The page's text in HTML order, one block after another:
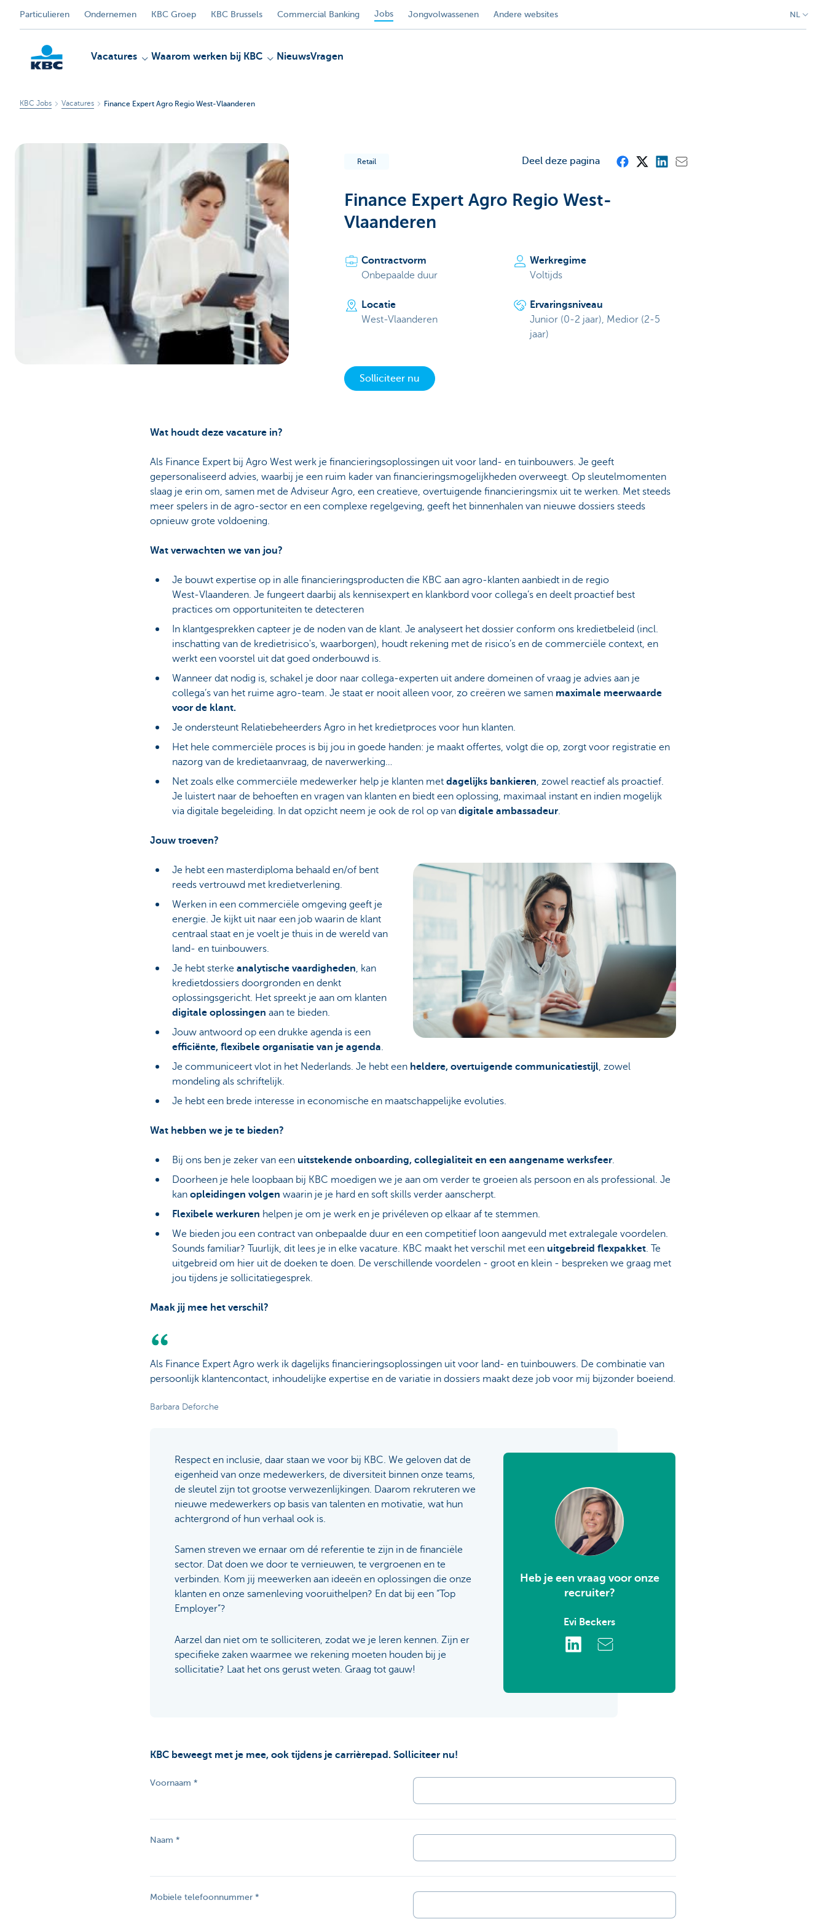
Particulieren Ondernemen KBC Groep KBC Brussels Commercial Banking Jobs Jongvolwassenen Andere websites NL
Vacatures Waarom werken bij KBC NieuwsVragen
KBC Jobs Vacatures Finance Expert Agro Regio West-Vlaanderen
Retail Deel deze pagina
Finance Expert Agro Regio West-
Vlaanderen
Contractvorm
Onbepaalde duur
Werkregime
Voltijds
Locatie
West-Vlaanderen
Ervaringsniveau
Junior (0-2 jaar), Medior (2-5
jaar)
Solliciteer nu
Wat houdt deze vacature in?
Als Finance Expert bij Agro West werk je financieringsoplossingen uit voor land- en tuinbouwers. Je geeft
gepersonaliseerd advies, waarbij je een ruim kader van financieringsmogelijkheden overweegt. Op sleutelmomenten
slaag je erin om, samen met de Adviseur Agro, een creatieve, overtuigende financieringsmix uit te werken. Met steeds
meer spelers in de agro-sector en een complexe regelgeving, geeft het binnenhalen van nieuwe dossiers steeds
opnieuw grote voldoening.
Wat verwachten we van jou?
Je bouwt expertise op in alle financieringsproducten die KBC aan agro‑klanten aanbiedt in de regio
West‑Vlaanderen. Je fungeert daarbij als kennisexpert en klankbord voor collega’s en deelt proactief best
practices om opportuniteiten te detecteren
In klantgesprekken capteer je de noden van de klant. Je analyseert het dossier conform ons kredietbeleid (incl.
inschatting van de kredietrisico's, waarborgen), houdt rekening met de risico’s en de commerciële context, en
werkt een voorstel uit dat goed onderbouwd is.
Wanneer dat nodig is, schakel je door naar collega-experten uit andere domeinen of vraag je advies aan je
collega’s van het ruime agro-team. Je staat er nooit alleen voor, zo creëren we samen maximale meerwaarde
voor de klant.
Je ondersteunt Relatiebeheerders Agro in het kredietproces voor hun klanten.
Het hele commerciële proces is bij jou in goede handen: je maakt offertes, volgt die op, zorgt voor registratie en
nazorg van de kredietaanvraag, de naverwerking…
Net zoals elke commerciële medewerker help je klanten met dagelijks bankieren, zowel reactief als proactief.
Je luistert naar de behoeften en vragen van klanten en biedt een oplossing, maximaal instant en indien mogelijk
via digitale begeleiding. In dat opzicht neem je ook de rol op van digitale ambassadeur.
Jouw troeven?
Je hebt een masterdiploma behaald en/of bent
reeds vertrouwd met kredietverlening.
Werken in een commerciële omgeving geeft je
energie. Je kijkt uit naar een job waarin de klant
centraal staat en je voelt je thuis in de wereld van
land- en tuinbouwers.
Je hebt sterke analytische vaardigheden, kan
kredietdossiers doorgronden en denkt
oplossingsgericht. Het spreekt je aan om klanten
digitale oplossingen aan te bieden.
Jouw antwoord op een drukke agenda is een
efficiënte, flexibele organisatie van je agenda.
Je communiceert vlot in het Nederlands. Je hebt een heldere, overtuigende communicatiestijl, zowel
mondeling als schriftelijk.
Je hebt een brede interesse in economische en maatschappelijke evoluties.
Wat hebben we je te bieden?
Bij ons ben je zeker van een uitstekende onboarding, collegialiteit en een aangename werksfeer.
Doorheen je hele loopbaan bij KBC moedigen we je aan om verder te groeien als persoon en als professional. Je
kan opleidingen volgen waarin je je hard en soft skills verder aanscherpt.
Flexibele werkuren helpen je om je werk en je privéleven op elkaar af te stemmen.
We bieden jou een contract van onbepaalde duur en een competitief loon aangevuld met extralegale voordelen.
Sounds familiar? Tuurlijk, dit lees je in elke vacature. KBC maakt het verschil met een uitgebreid flexpakket. Te
uitgebreid om hier uit de doeken te doen. De verschillende voordelen - groot en klein - bespreken we graag met
jou tijdens je sollicitatiegesprek.
Maak jij mee het verschil?
Als Finance Expert Agro werk ik dagelijks financieringsoplossingen uit voor land‑ en tuinbouwers. De combinatie van
persoonlijk klantencontact, inhoudelijke expertise en de variatie in dossiers maakt deze job voor mij bijzonder boeiend.
Barbara Deforche
Respect en inclusie, daar staan we voor bij KBC. We geloven dat de
eigenheid van onze medewerkers, de diversiteit binnen onze teams,
de sleutel zijn tot grootse verwezenlijkingen. Daarom rekruteren we
nieuwe medewerkers op basis van talenten en motivatie, wat hun
achtergrond of hun verhaal ook is.
Samen streven we ernaar om dé referentie te zijn in de financiële
sector. Dat doen we door te vernieuwen, te vergroenen en te
verbinden. Kom jij meewerken aan ideeën en oplossingen die onze
klanten en onze samenleving vooruithelpen? En dat bij een “Top
Employer”?
Aarzel dan niet om te solliciteren, zodat we je leren kennen. Zijn er
specifieke zaken waarmee we rekening moeten houden bij je
sollicitatie? Laat het ons gerust weten. Graag tot gauw!
Heb je een vraag voor onze
recruiter?
Evi Beckers
KBC beweegt met je mee, ook tijdens je carrièrepad. Solliciteer nu!
Voornaam
Naam
Mobiele telefoonnummer